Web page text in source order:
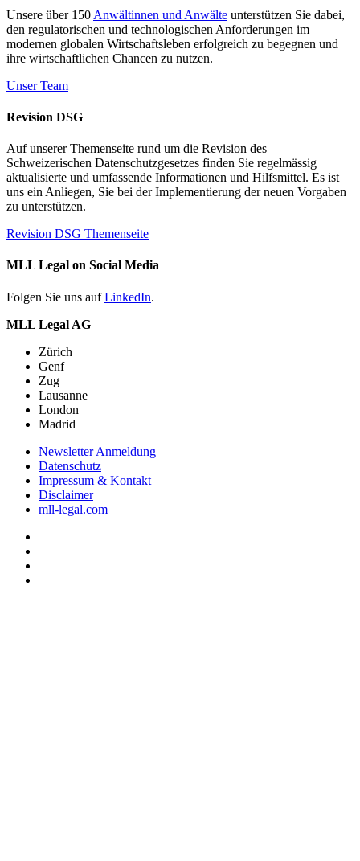
Unsere über 150 Anwältinnen und Anwälte unterstützen Sie dabei,
den regulatorischen und technologischen Anforderungen im
modernen globalen Wirtschaftsleben erfolgreich zu begegnen und
ihre wirtschaftlichen Chancen zu nutzen.
Unser Team
Revision DSG
Auf unserer Themenseite rund um die Revision des
Schweizerischen Datenschutzgesetzes finden Sie regelmässig
aktualisierte und umfassende Informationen und Hilfsmittel. Es ist
uns ein Anliegen, Sie bei der Implementierung der neuen Vorgaben
zu unterstützen.
Revision DSG Themenseite
MLL Legal on Social Media
Folgen Sie uns aufLinkedIn.
MLL Legal AG
Zürich
Genf
Zug
Lausanne
London
Madrid
Newsletter Anmeldung
Datenschutz
Impressum & Kontakt
Disclaimer
mll-legal.com